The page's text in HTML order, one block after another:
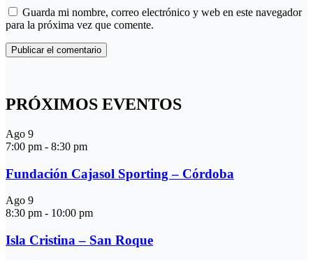
Guarda mi nombre, correo electrónico y web en este navegador
para la próxima vez que comente.
PRÓXIMOS EVENTOS
Ago 9
7:00 pm - 8:30 pm
Fundación Cajasol Sporting – Córdoba
Ago 9
8:30 pm - 10:00 pm
Isla Cristina – San Roque